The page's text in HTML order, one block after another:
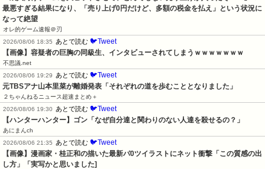
最悪すぎる結果になり、「売り上げ0円だけど、多額の税金を払え」という状況に
なって絶望
オレ的ゲーム速報＠刃
2026/08/06 18:35
あとで読む 🐦Tweet
【画像】容疑者の巨胸の同級生、インタビューされてしまうｗｗｗｗｗｗｗ
不思議.net
2026/08/06 19:29
あとで読む 🐦Tweet
元TBSアナ山本里菜が離婚発表「それぞれの道を歩むこととなりました」
２ちゃんねるニュース超速まとめ＋
2026/08/06 19:30
あとで読む 🐦Tweet
【ハンターハンター】ゴン「なぜ自分達と関わりのない人達を殺せるの？」
あにまんch
2026/08/06 21:35
あとで読む 🐦Tweet
【画像】漫画家・桂正和の描いた最新パ0ツイラストにネット衝撃「この質感の出
し方」「実写かと思いました]